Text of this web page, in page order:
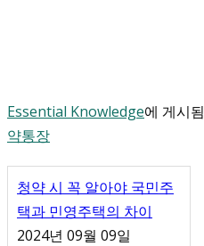
Essential Knowledge에 게시됨
약통장
청약 시 꼭 알아야 국민주
택과 민영주택의 차이
2024년 09월 09일